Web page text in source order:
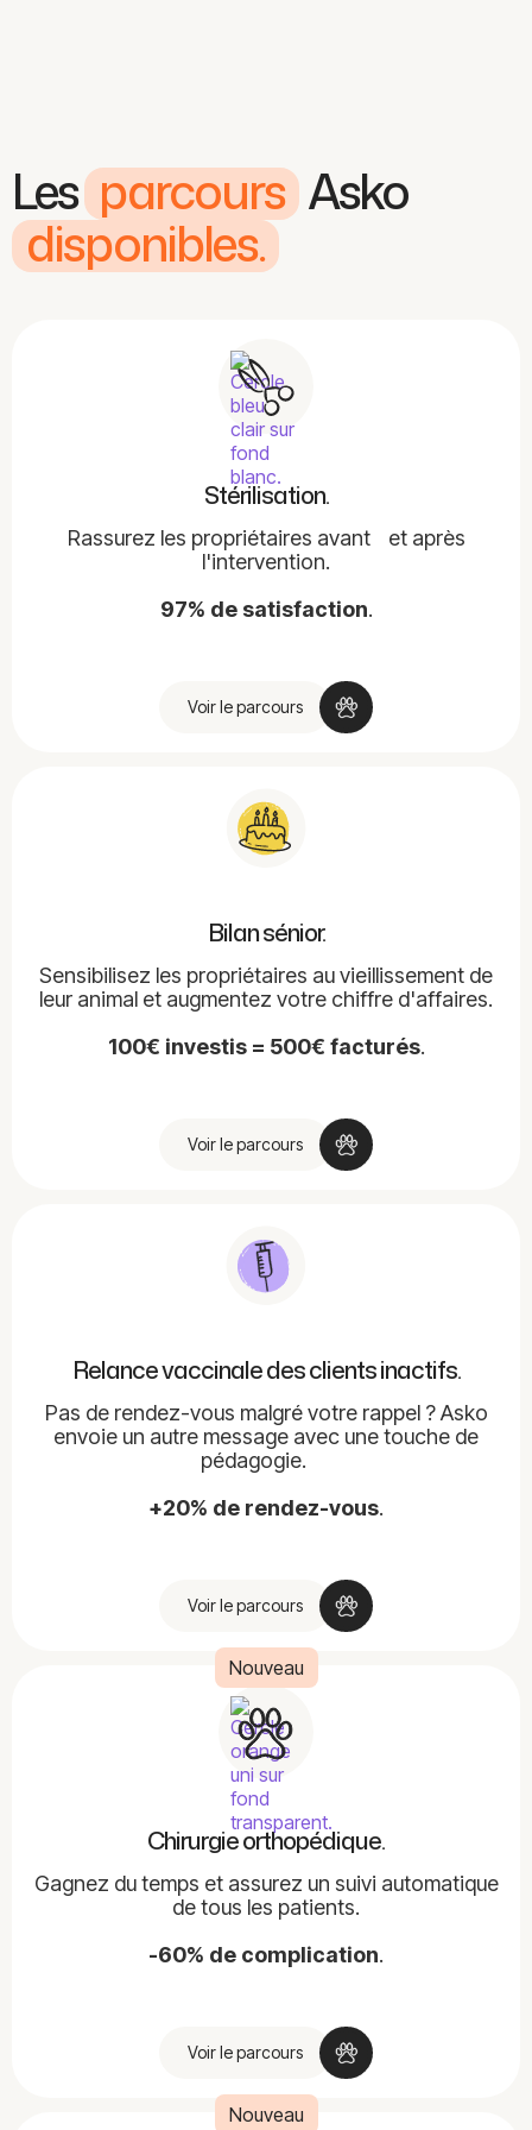
Les parcours Asko
disponibles.
Stérilisation.
Rassurez les propriétaires avant et après
l'intervention.
97% de satisfaction.
Voir le parcours
Bilan sénior.
Sensibilisez les propriétaires au vieillissement de
leur animal et augmentez votre chiffre d'affaires.
100€ investis = 500€ facturés.
Voir le parcours
Relance vaccinale des clients inactifs.
Pas de rendez-vous malgré votre rappel ? Asko
envoie un autre message avec une touche de
pédagogie.
+20% de rendez-vous.
Voir le parcours
Chirurgie orthopédique.
Gagnez du temps et assurez un suivi automatique
de tous les patients.
-60% de complication.
Voir le parcours
Nouveau
Nouveau